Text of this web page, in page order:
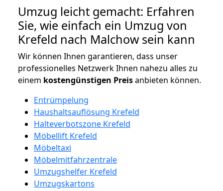
Umzug leicht gemacht: Erfahren
Sie, wie einfach ein Umzug von
Krefeld nach Malchow sein kann
Wir können Ihnen garantieren, dass unser
professionelles Netzwerk Ihnen nahezu alles zu
einem kostengünstigen Preisanbieten können.
Entrümpelung
Haushaltsauflösung Krefeld
Halteverbotszone Krefeld
Möbellift Krefeld
Möbeltaxi
Möbelmitfahrzentrale
Umzugshelfer Krefeld
Umzugskartons